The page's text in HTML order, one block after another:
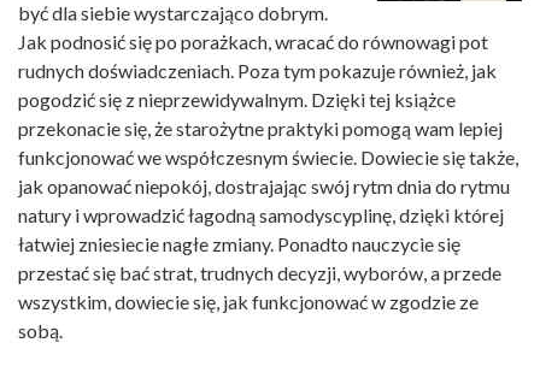
być dla siebie wystarczająco dobrym.
Jak podnosić się po porażkach, wracać do równowagi pot
rudnych doświadczeniach. Poza tym pokazuje również, jak
pogodzić się z nieprzewidywalnym. Dzięki tej książce
przekonacie się, że starożytne praktyki pomogą wam lepiej
funkcjonować we współczesnym świecie. Dowiecie się także,
jak opanować niepokój, dostrajając swój rytm dnia do rytmu
natury i wprowadzić łagodną samodyscyplinę, dzięki której
łatwiej zniesiecie nagłe zmiany. Ponadto nauczycie się
przestać się bać strat, trudnych decyzji, wyborów, a przede
wszystkim, dowiecie się, jak funkcjonować w zgodzie ze
sobą.